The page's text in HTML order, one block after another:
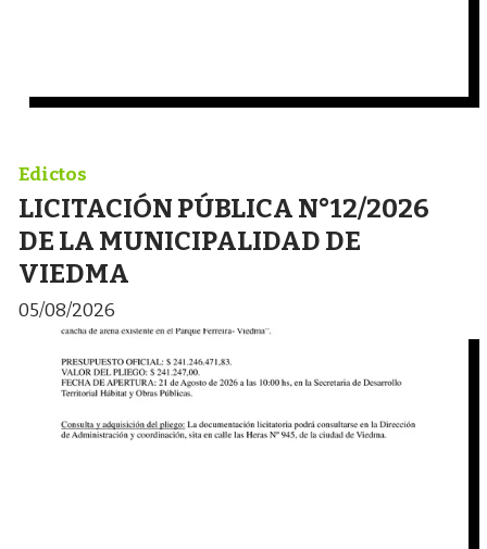
LICITACIÓN PÚBLICA N°12/2026
DE LA MUNICIPALIDAD DE
VIEDMA
Edictos
05/08/2026